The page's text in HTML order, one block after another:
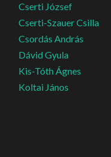
Cserti József
Cserti-Szauer Csilla
Csordás András
Dávid Gyula
Kis-Tóth Ágnes
Koltai János